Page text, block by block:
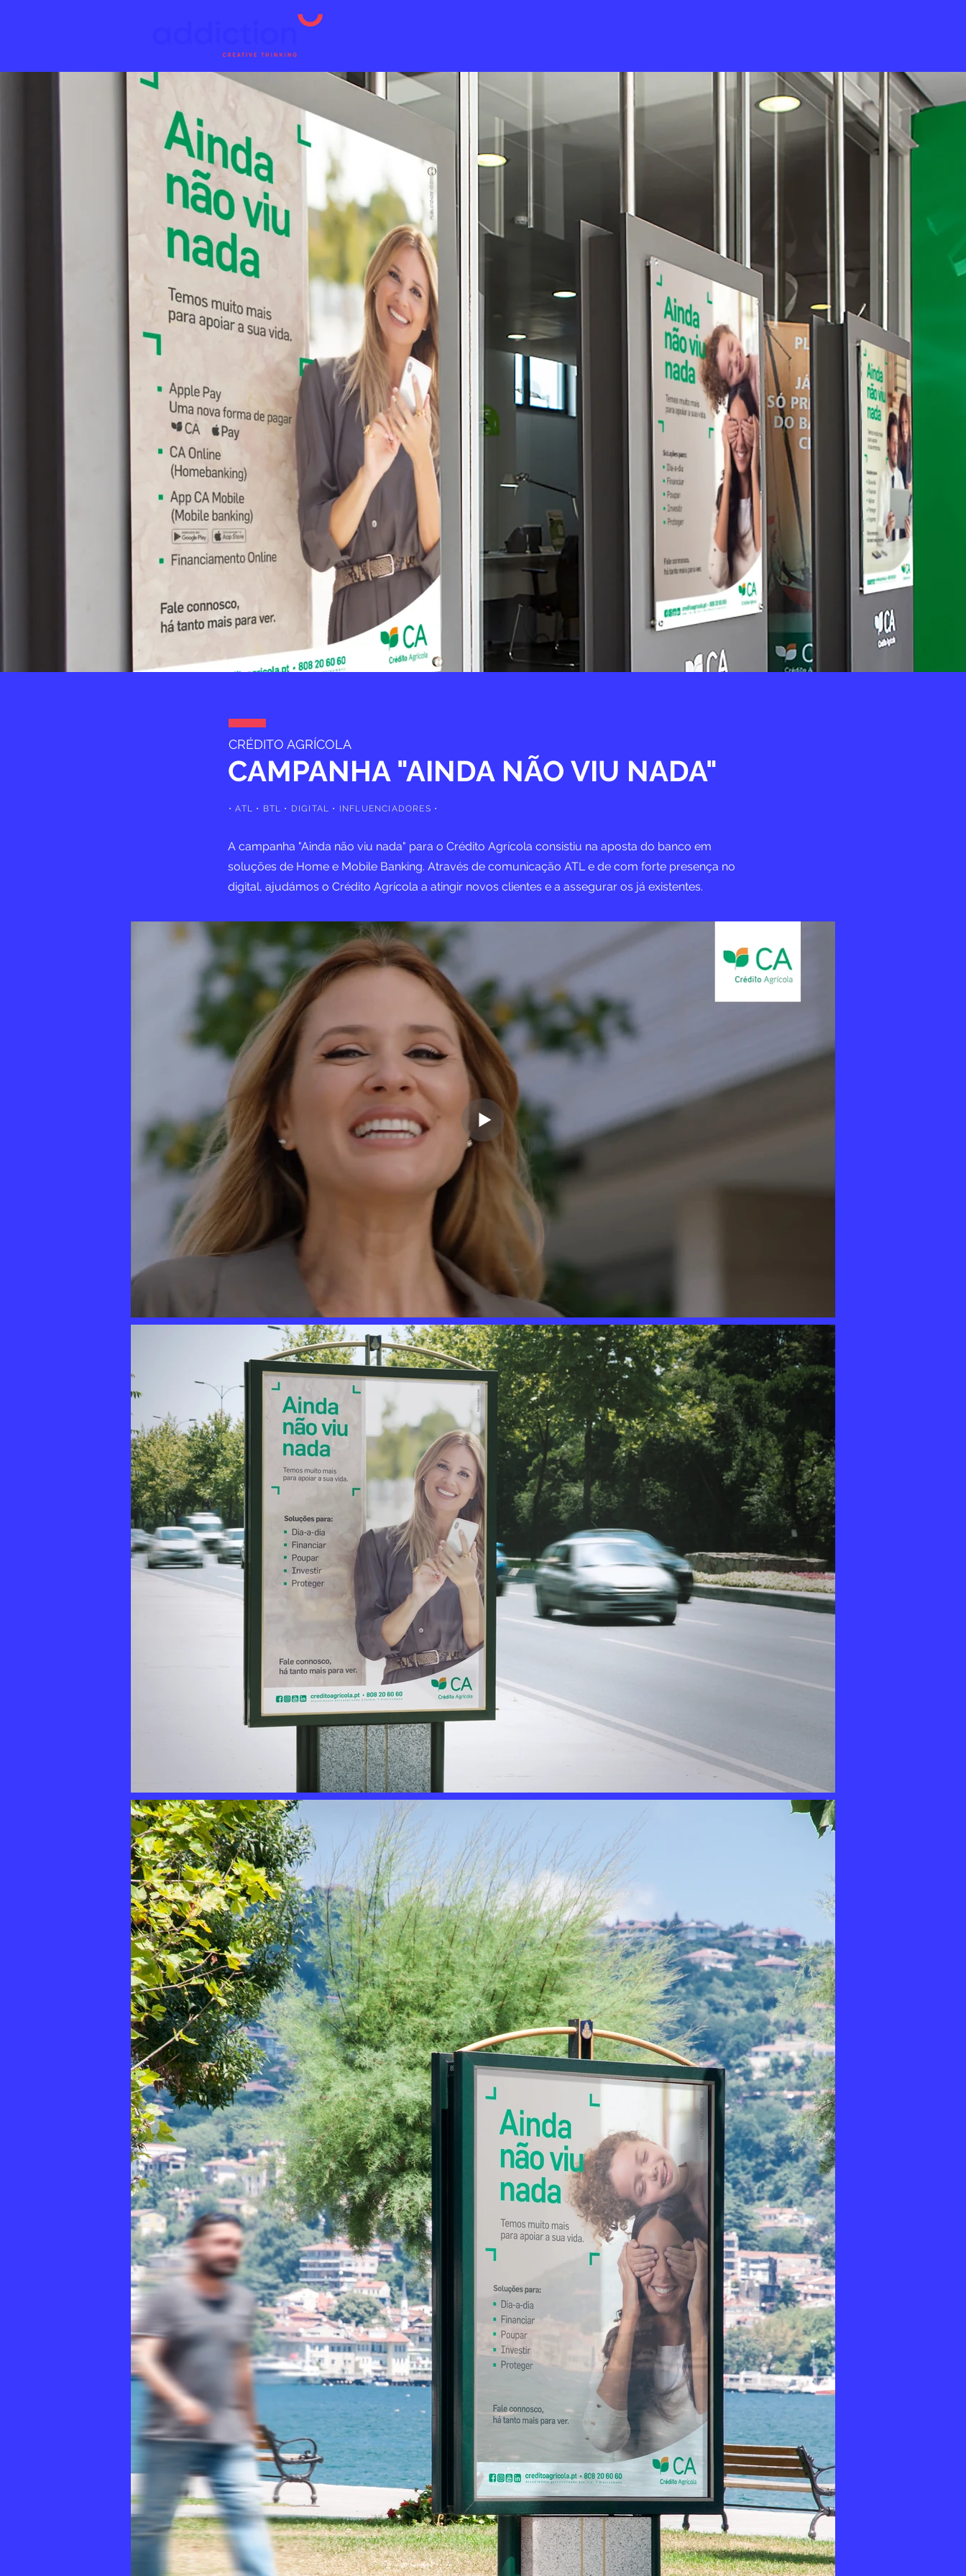
CRÉDITO AGRÍCOLA
CAMPANHA "AINDA NÃO VIU NADA"
• ATL • BTL • DIGITAL • INFLUENCIADORES •
A campanha "Ainda não viu nada" para o Crédito Agrícola consistiu na aposta do banco em
soluções de Home e Mobile Banking. Através de comunicação ATL e de com forte presença no
digital, ajudámos o Crédito Agrícola a atingir novos clientes e a assegurar os já existentes.